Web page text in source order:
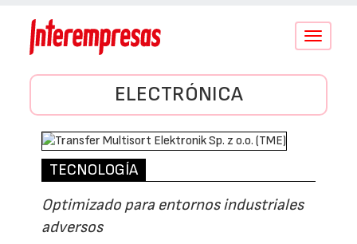
Conmutar
ELECTRÓNICA
TECNOLOGÍA
Optimizado para entornos industriales
adversos